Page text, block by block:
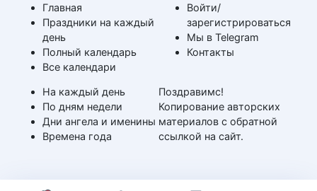
Главная
Праздники на каждый
день
Полный календарь
Все календари
На каждый день
По дням недели
Дни ангела и именины
Времена года
Войти/
зарегистрироваться
Мы в Telegram
Контакты
Поздравимс!
Копирование авторских
материалов с обратной
ссылкой на сайт.